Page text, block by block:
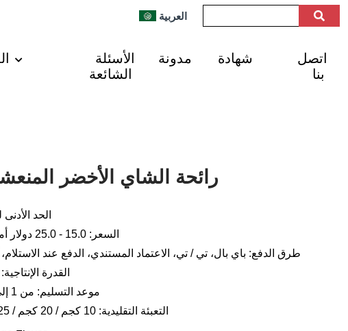
العربية
الأسئلة
الشائعة
مدونة شهادة
اتصل
بنا
رائحة الشاي الأخضر
الحد الأدنى
السعر: 15.0 - 25.0 دولار أمريكي لكل كجم
طرق الدفع: باي بال، تي / تي، الاعتماد المستندي، الدفع عند
القدرة الإنتاجية: 200 طن
موعد التسليم: من 1 إلى 3 أيام للشحن
التعبئة التقليدية: 10 كجم / 20 كجم / 25 كجم / 30 كجم